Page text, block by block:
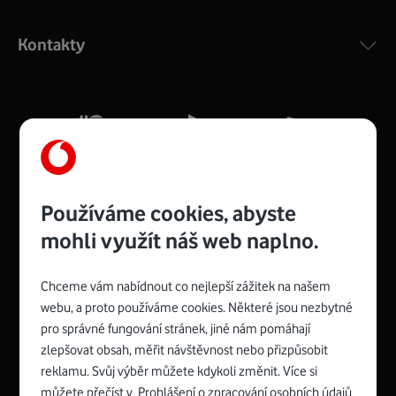
silný signál pro celou domácnost. Kompaktní rozměry 21
Více o COMPAL CH7465VF
Zyxel VMG8623-T50B:
Rozměry modemu jsou 16 x 22 x 7,5 cm (včetně stojánku)
a nabízí 4 gigabitové LAN porty a bezdrátové připojení Wi-
Spojte se s Vodafonem
Kontakty
Používáme cookies, abyste
mohli využít náš web naplno.
Chceme vám nabídnout co nejlepší zážitek na našem
webu, a proto používáme cookies. Některé jsou nezbytné
pro správné fungování stránek, jiné nám pomáhají
zlepšovat obsah, měřit návštěvnost nebo přizpůsobit
reklamu. Svůj výběr můžete kdykoli změnit. Více si
můžete přečíst v Prohlášení o zpracování osobních údajů